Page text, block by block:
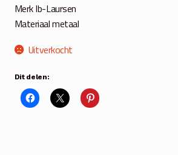
Merk Ib-Laursen
Materiaal metaal
Uitverkocht
Dit delen: